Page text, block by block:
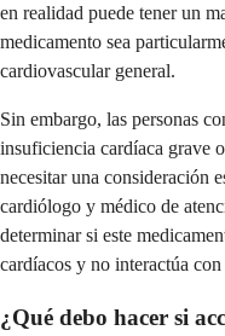
en realidad puede tener un
medicamento sea
cardiovascular general.
Sin embargo, las personas
insuficiencia cardíaca grave
necesitar una consideración
cardiólogo y médico de
determinar si este
cardíacos y no interactúa
¿Qué debo hacer si